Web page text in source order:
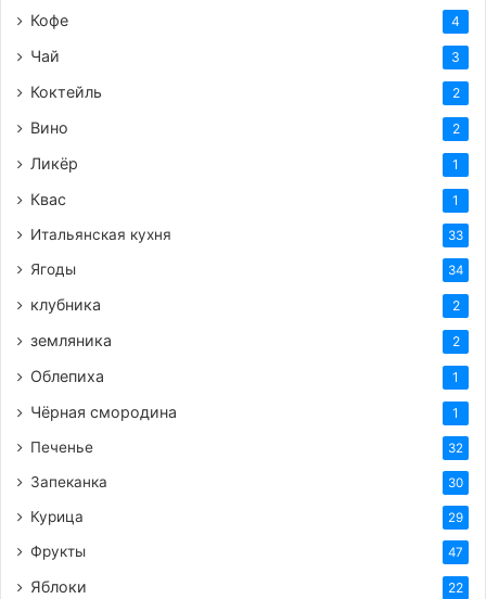
Кофе 4
Чай 3
Коктейль 2
Вино 2
Ликёр 1
Квас 1
Итальянская кухня 33
Ягоды 34
клубника 2
земляника 2
Облепиха 1
Чёрная смородина 1
Печенье 32
Запеканка 30
Курица 29
Фрукты 47
Яблоки 22